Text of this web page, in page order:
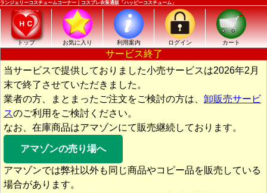
ランジェリーコスチュームコーナー｜コスプレ衣装通販「ハッピーコスチューム」
トップ お気に入り 利用案内 ログイン カート
サービス終了
当サービスで提供しておりました小売サービスは2026年2月
末で終了させていただきました。
業者の方、まとまったご注文をご検討の方は、 卸販売サービ
スのご利用をご検討ください。
なお、在庫商品はアマゾンにて販売継続しております。
アマゾンの売り場へ
アマゾンでは弊社以外も同じ商品やコピー品を販売している
場合があります。